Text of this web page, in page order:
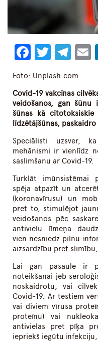
Foto: Unplash.com
Covid-19 vakcīnas
veidošanos, gan
šūnas kā
līdzētājšūnas, paskaidro
Speciālisti uzsver,
mehānismi ir vienlīdz
saslimšanu ar Covid-19.
Turklāt imūnsistēmai
spēja atpazīt un
(koronavīrusu) un
pret to, stimulējot
veidošanos pēc
antivielu līmeņa
vien nesniedz pilnu
aizsardzību pret slimību,
Lai gan pasaulē ir
noteikšanai jeb
noskaidrotu, vai
Covid-19. Ar testiem
vai diviem vīrusa
proteīnu) vai
antivielas pret pīķa
iepriekš iegūtu